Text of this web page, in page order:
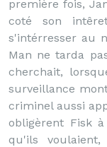
première fois,
coté son
s'intérresser au
Man ne tarda
cherchait,
surveillance
criminel aussi
obligèrent Fisk
qu'ils